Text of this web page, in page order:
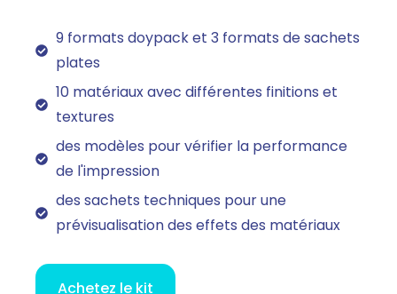
9 formats doypack et 3 formats de sachets
plates
10 matériaux avec différentes finitions et
textures
des modèles pour vérifier la performance
de l'impression
des sachets techniques pour une
prévisualisation des effets des matériaux
Achetez le kit